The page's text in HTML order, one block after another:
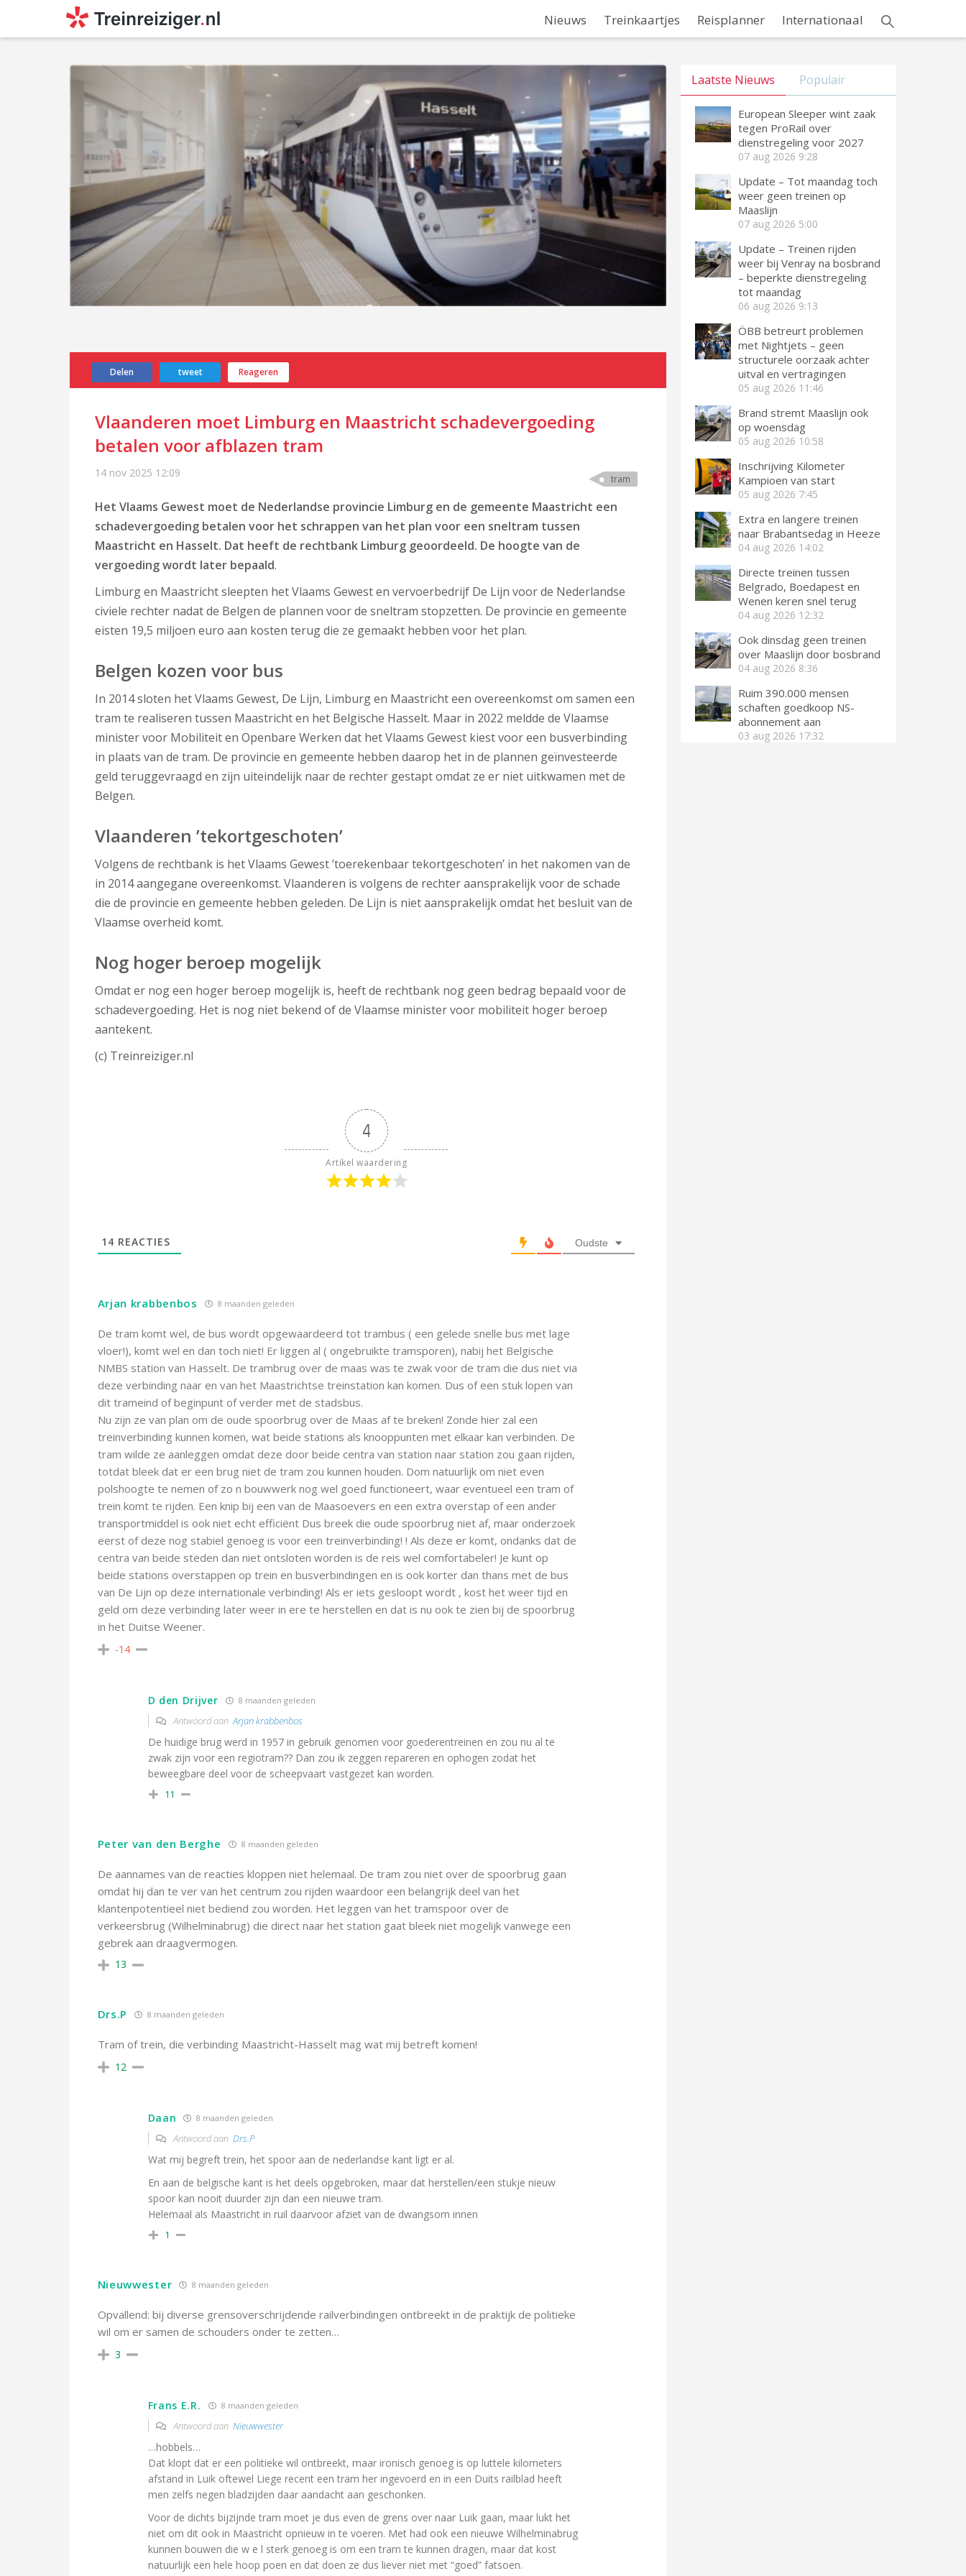
Nieuws Treinkaartjes Reisplanner Internationaal
Delen tweet Reageren
Vlaanderen moet Limburg en Maastricht schadevergoeding
betalen voor afblazen tram
14 nov 2025 12:09 tram
Het Vlaams Gewest moet de Nederlandse provincie Limburg en de gemeente Maastricht een
schadevergoeding betalen voor het schrappen van het plan voor een sneltram tussen
Maastricht en Hasselt. Dat heeft de rechtbank Limburg geoordeeld. De hoogte van de
vergoeding wordt later bepaald.
Limburg en Maastricht sleepten het Vlaams Gewest en vervoerbedrijf De Lijn voor de Nederlandse
civiele rechter nadat de Belgen de plannen voor de sneltram stopzetten. De provincie en gemeente
eisten 19,5 miljoen euro aan kosten terug die ze gemaakt hebben voor het plan.
Belgen kozen voor bus
In 2014 sloten het Vlaams Gewest, De Lijn, Limburg en Maastricht een overeenkomst om samen een
tram te realiseren tussen Maastricht en het Belgische Hasselt. Maar in 2022 meldde de Vlaamse
minister voor Mobiliteit en Openbare Werken dat het Vlaams Gewest kiest voor een busverbinding
in plaats van de tram. De provincie en gemeente hebben daarop het in de plannen geïnvesteerde
geld teruggevraagd en zijn uiteindelijk naar de rechter gestapt omdat ze er niet uitkwamen met de
Belgen.
Vlaanderen ’tekortgeschoten’
Volgens de rechtbank is het Vlaams Gewest ’toerekenbaar tekortgeschoten’ in het nakomen van de
in 2014 aangegane overeenkomst. Vlaanderen is volgens de rechter aansprakelijk voor de schade
die de provincie en gemeente hebben geleden. De Lijn is niet aansprakelijk omdat het besluit van de
Vlaamse overheid komt.
Nog hoger beroep mogelijk
Omdat er nog een hoger beroep mogelijk is, heeft de rechtbank nog geen bedrag bepaald voor de
schadevergoeding. Het is nog niet bekend of de Vlaamse minister voor mobiliteit hoger beroep
aantekent.
(c) Treinreiziger.nl
4
Artikel waardering
14 REACTIES Oudste
Arjan krabbenbos 8 maanden geleden
De tram komt wel, de bus wordt opgewaardeerd tot trambus ( een gelede snelle bus met lage
vloer!), komt wel en dan toch niet! Er liggen al ( ongebruikte tramsporen), nabij het Belgische
NMBS station van Hasselt. De trambrug over de maas was te zwak voor de tram die dus niet via
deze verbinding naar en van het Maastrichtse treinstation kan komen. Dus of een stuk lopen van
dit trameind of beginpunt of verder met de stadsbus.
Nu zijn ze van plan om de oude spoorbrug over de Maas af te breken! Zonde hier zal een
treinverbinding kunnen komen, wat beide stations als knooppunten met elkaar kan verbinden. De
tram wilde ze aanleggen omdat deze door beide centra van station naar station zou gaan rijden,
totdat bleek dat er een brug niet de tram zou kunnen houden. Dom natuurlijk om niet even
polshoogte te nemen of zo n bouwwerk nog wel goed functioneert, waar eventueel een tram of
trein komt te rijden. Een knip bij een van de Maasoevers en een extra overstap of een ander
transportmiddel is ook niet echt efficiënt Dus breek die oude spoorbrug niet af, maar onderzoek
eerst of deze nog stabiel genoeg is voor een treinverbinding! ! Als deze er komt, ondanks dat de
centra van beide steden dan niet ontsloten worden is de reis wel comfortabeler! Je kunt op
beide stations overstappen op trein en busverbindingen en is ook korter dan thans met de bus
van De Lijn op deze internationale verbinding! Als er iets gesloopt wordt , kost het weer tijd en
geld om deze verbinding later weer in ere te herstellen en dat is nu ook te zien bij de spoorbrug
in het Duitse Weener.
-14
D den Drijver 8 maanden geleden
Antwoord aanArjan krabbenbos
De huidige brug werd in 1957 in gebruik genomen voor goederentreinen en zou nu al te
zwak zijn voor een regiotram?? Dan zou ik zeggen repareren en ophogen zodat het
beweegbare deel voor de scheepvaart vastgezet kan worden.
11
Peter van den Berghe 8 maanden geleden
De aannames van de reacties kloppen niet helemaal. De tram zou niet over de spoorbrug gaan
omdat hij dan te ver van het centrum zou rijden waardoor een belangrijk deel van het
klantenpotentieel niet bediend zou worden. Het leggen van het tramspoor over de
verkeersbrug (Wilhelminabrug) die direct naar het station gaat bleek niet mogelijk vanwege een
gebrek aan draagvermogen.
13
Drs.P 8 maanden geleden
Tram of trein, die verbinding Maastricht-Hasselt mag wat mij betreft komen!
12
Daan 8 maanden geleden
Antwoord aan Drs.P
Wat mij begreft trein, het spoor aan de nederlandse kant ligt er al.
En aan de belgische kant is het deels opgebroken, maar dat herstellen/een stukje nieuw
spoor kan nooit duurder zijn dan een nieuwe tram.
Helemaal als Maastricht in ruil daarvoor afziet van de dwangsom innen
1
Nieuwwester 8 maanden geleden
Opvallend: bij diverse grensoverschrijdende railverbindingen ontbreekt in de praktijk de politieke
wil om er samen de schouders onder te zetten…
3
Frans E.R. 8 maanden geleden
Antwoord aan Nieuwwester
…hobbels…
Dat klopt dat er een politieke wil ontbreekt, maar ironisch genoeg is op luttele kilometers
afstand in Luik oftewel Liege recent een tram her ingevoerd en in een Duits railblad heeft
men zelfs negen bladzijden daar aandacht aan geschonken.
Voor de dichts bijzijnde tram moet je dus even de grens over naar Luik gaan, maar lukt het
niet om dit ook in Maastricht opnieuw in te voeren. Met had ook een nieuwe Wilhelminabrug
kunnen bouwen die w e l sterk genoeg is om een tram te kunnen dragen, maar dat kost
natuurlijk een hele hoop poen en dat doen ze dus liever niet met “goed” fatsoen.
Laatste Nieuws Populair
European Sleeper wint zaak
tegen ProRail over
dienstregeling voor 2027
07 aug 2026 9:28
Update – Tot maandag toch
weer geen treinen op
Maaslijn
07 aug 2026 5:00
Update – Treinen rijden
weer bij Venray na bosbrand
– beperkte dienstregeling
tot maandag
06 aug 2026 9:13
ÖBB betreurt problemen
met Nightjets – geen
structurele oorzaak achter
uitval en vertragingen
05 aug 2026 11:46
Brand stremt Maaslijn ook
op woensdag
05 aug 2026 10:58
Inschrijving Kilometer
Kampioen van start
05 aug 2026 7:45
Extra en langere treinen
naar Brabantsedag in Heeze
04 aug 2026 14:02
Directe treinen tussen
Belgrado, Boedapest en
Wenen keren snel terug
04 aug 2026 12:32
Ook dinsdag geen treinen
over Maaslijn door bosbrand
04 aug 2026 8:36
Ruim 390.000 mensen
schaften goedkoop NS-
abonnement aan
03 aug 2026 17:32